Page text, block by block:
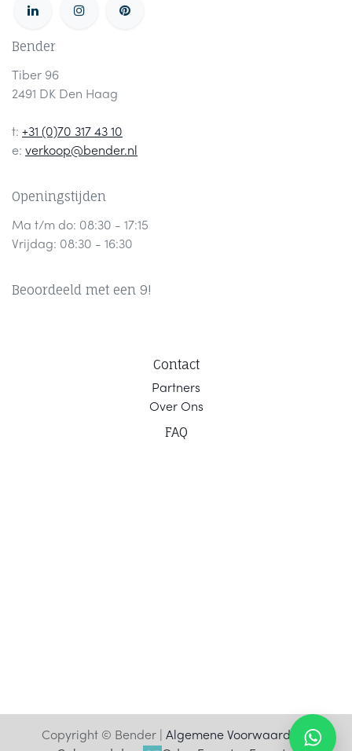
Bender
Tiber 96
2491 DK Den Haag
t: +31 (0)70 317 43 10
e: verkoop@bender.nl
Openingstijden
Ma t/m do: 08:30 - 17:15
Vrijdag: 08:30 - 16:30
Beoordeeld met een 9!
Contact
Partners
Over Ons
FAQ
Copyright © Bender | Algemene Voorwaarden